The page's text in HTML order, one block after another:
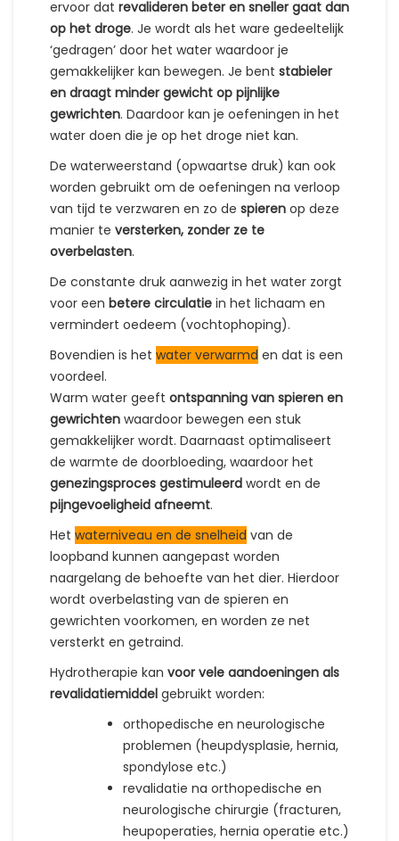
ervoor dat revalideren beter en sneller gaat dan
op het droge. Je wordt als het ware gedeeltelijk
‘gedragen’ door het water waardoor je
gemakkelijker kan bewegen. Je bent stabieler
en draagt minder gewicht op pijnlijke
gewrichten. Daardoor kan je oefeningen in het
water doen die je op het droge niet kan.
De waterweerstand (opwaartse druk) kan ook
worden gebruikt om de oefeningen na verloop
van tijd te verzwaren en zo de spieren op deze
manier te versterken, zonder ze te
overbelasten.
De constante druk aanwezig in het water zorgt
voor een betere circulatie in het lichaam en
vermindert oedeem (vochtophoping).
Bovendien is het water verwarmd en dat is een
voordeel.
Warm water geeft ontspanning van spieren en
gewrichten waardoor bewegen een stuk
gemakkelijker wordt. Daarnaast optimaliseert
de warmte de doorbloeding, waardoor het
genezingsproces gestimuleerd wordt en de
pijngevoeligheid afneemt.
Het waterniveau en de snelheid van de
loopband kunnen aangepast worden
naargelang de behoefte van het dier. Hierdoor
wordt overbelasting van de spieren en
gewrichten voorkomen, en worden ze net
versterkt en getraind.
Hydrotherapie kan voor vele aandoeningen als
revalidatiemiddel gebruikt worden:
orthopedische en neurologische
problemen (heupdysplasie, hernia,
spondylose etc.)
revalidatie na orthopedische en
neurologische chirurgie (fracturen,
heupoperaties, hernia operatie etc.)